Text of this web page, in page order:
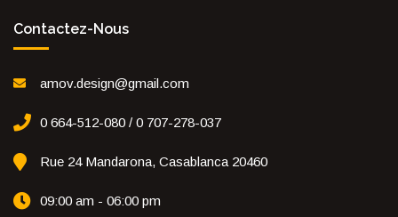
Contactez-Nous
amov.design@gmail.com
0 664-512-080 / 0 707-278-037
Rue 24 Mandarona, Casablanca 20460
09:00 am - 06:00 pm